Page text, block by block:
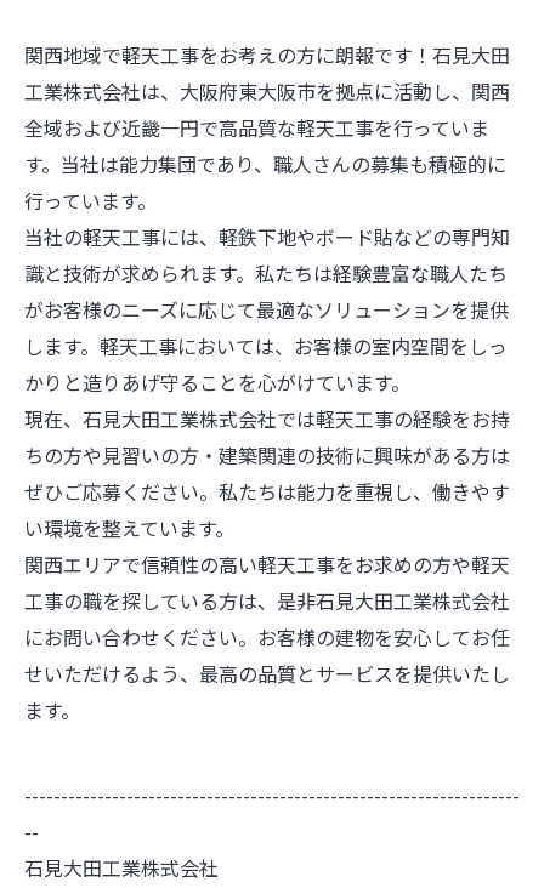
関西地域で軽天工事をお考えの方に朗報です！石見大田
工業株式会社は、大阪府東大阪市を拠点に活動し、関西
全域および近畿一円で高品質な軽天工事を行っていま
す。当社は能力集団であり、職人さんの募集も積極的に
行っています。
当社の軽天工事には、軽鉄下地やボード貼などの専門知
識と技術が求められます。私たちは経験豊富な職人たち
がお客様のニーズに応じて最適なソリューションを提供
します。軽天工事においては、お客様の室内空間をしっ
かりと造りあげ守ることを心がけています。
現在、石見大田工業株式会社では軽天工事の経験をお持
ちの方や見習いの方・建築関連の技術に興味がある方は
ぜひご応募ください。私たちは能力を重視し、働きやす
い環境を整えています。
関西エリアで信頼性の高い軽天工事をお求めの方や軽天
工事の職を探している方は、是非石見大田工業株式会社
にお問い合わせください。お客様の建物を安心してお任
せいただけるよう、最高の品質とサービスを提供いたし
ます。
--------------------------------------------------------------------
--
石見大田工業株式会社